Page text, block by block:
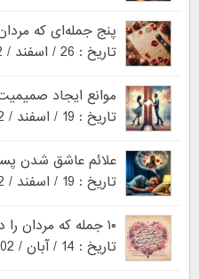
پنج جمله‌ای که
تاریخ : 26 / اسفند / 1402
موانع ایجاد
تاریخ : 19 / اسفند / 1402
علائم عاشق شدن
تاریخ : 19 / اسفند / 1402
۱۰ جمله که مردان را دلتنگ می کند
تاریخ : 14 / آبان / 1402